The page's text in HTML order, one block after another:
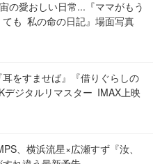
の愛おしい日常...『ママがもう
ても 私の命の日記』場面写真
耳をすませば』『借りぐらしの
デジタルリマスター IMAX上映
、横浜流星×広瀬すず『汝、